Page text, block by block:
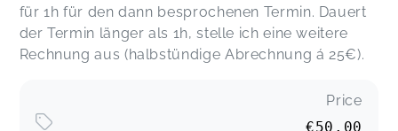
für 1h für den dann besprochenen Termin. Dauert
der Termin länger als 1h, stelle ich eine weitere
Rechnung aus (halbstündige Abrechnung á 25€).
Price
€50.00